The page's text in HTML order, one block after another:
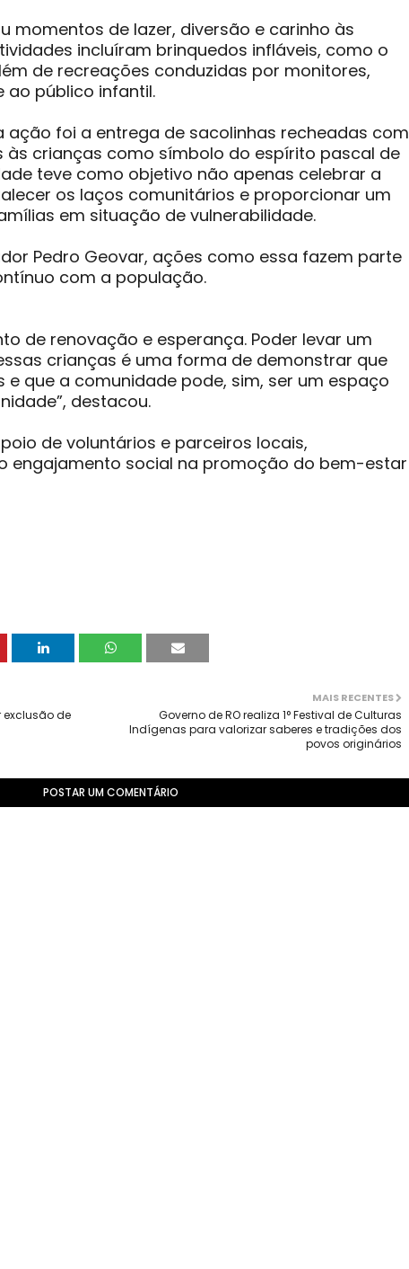
momentos de lazer, diversão e carinho às
incluíram brinquedos infláveis, como o
de recreações conduzidas por monitores,
ao público infantil.
ação foi a entrega de sacolinhas recheadas com
às crianças como símbolo do espírito pascal de
teve como objetivo não apenas celebrar a
os laços comunitários e proporcionar um
em situação de vulnerabilidade.
Pedro Geovar, ações como essa fazem parte
com a população.
de renovação e esperança. Poder levar um
crianças é uma forma de demonstrar que
e que a comunidade pode, sim, ser um espaço
destacou.
de voluntários e parceiros locais,
engajamento social na promoção do bem-estar
MAIS RECENTES
Governo de RO realiza 1° Festival de Culturas
Indígenas para valorizar saberes e tradições dos
povos originários
exclusão de
POSTAR UM COMENTÁRIO